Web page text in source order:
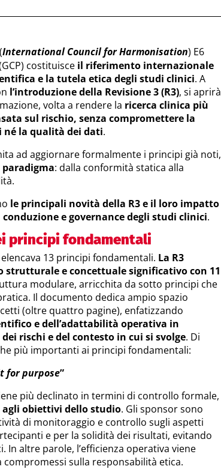
International Council for Harmonisation) E6
costituisce il riferimento internazionale
e la tutela etica degli studi clinici. A
l’introduzione della Revisione 3 (R3), si aprirà
volta a rendere la ricerca clinica più
sul rischio, senza compromettere la
né la qualità dei dati.
ad aggiornare formalmente i principi già noti,
: dalla conformità statica alla
le principali novità della R3 e il loro impatto
e governance degli studi clinici.
principi fondamentali
elencava 13 principi fondamentali. La R3
strutturale e concettuale significativo con 11
modulare, arricchita da sotto principi che
Il documento dedica ampio spazio
(oltre quattro pagine), enfatizzando
e dell’adattabilità operativa in
rischi e del contesto in cui si svolge. Di
più importanti ai principi fondamentali:
for purpose”
più declinato in termini di controllo formale,
agli obiettivi dello studio. Gli sponsor sono
di monitoraggio e controllo sugli aspetti
e per la solidità dei risultati, evitando
altre parole, l’efficienza operativa viene
compromessi sulla responsabilità etica.